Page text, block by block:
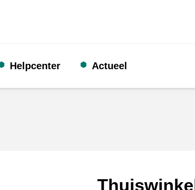
Helpcenter Actueel